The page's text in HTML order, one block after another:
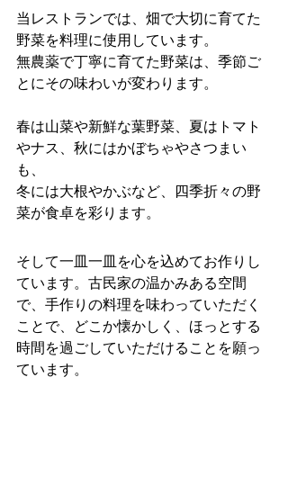
当レストランでは、畑で大切に育てた
野菜を料理に使用しています。
無農薬で丁寧に育てた野菜は、季節ご
とにその味わいが変わります。
春は山菜や新鮮な葉野菜、夏はトマト
やナス、秋にはかぼちゃやさつまい
も、
冬には大根やかぶなど、四季折々の野
菜が食卓を彩ります。
そして一皿一皿を心を込めてお作りし
ています。古民家の温かみある空間
で、手作りの料理を味わっていただく
ことで、どこか懐かしく、ほっとする
時間を過ごしていただけることを願っ
ています。